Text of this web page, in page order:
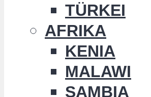
TÜRKEI
AFRIKA
KENIA
MALAWI
SAMBIA